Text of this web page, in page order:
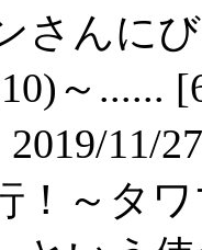
さんに
～......
11/
！～タ